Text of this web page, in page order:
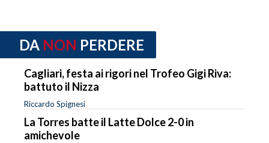
DA NON PERDERE
Cagliari, festa ai rigori nel Trofeo Gigi Riva:
battuto il Nizza
Riccardo Spignesi
La Torres batte il Latte Dolce 2-0 in
amichevole